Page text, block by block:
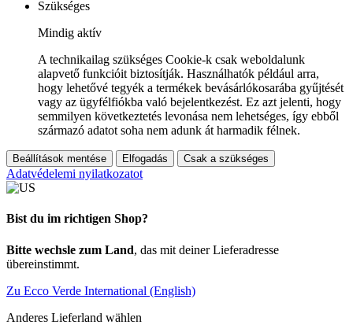
Szükséges
Mindig aktív
A technikailag szükséges Cookie-k csak weboldalunk
alapvető funkcióit biztosítják. Használhatók például arra,
hogy lehetővé tegyék a termékek bevásárlókosarába gyűjtését
vagy az ügyfélfiókba való bejelentkezést. Ez azt jelenti, hogy
semmilyen következtetés levonása nem lehetséges, így ebből
származó adatot soha nem adunk át harmadik félnek.
Beállítások mentése Elfogadás Csak a szükséges
Adatvédelemi nyilatkozatot
Bist du im richtigen Shop?
Bitte wechsle zum Land, das mit deiner Lieferadresse
übereinstimmt.
Zu Ecco Verde International (English)
Anderes Lieferland wählen